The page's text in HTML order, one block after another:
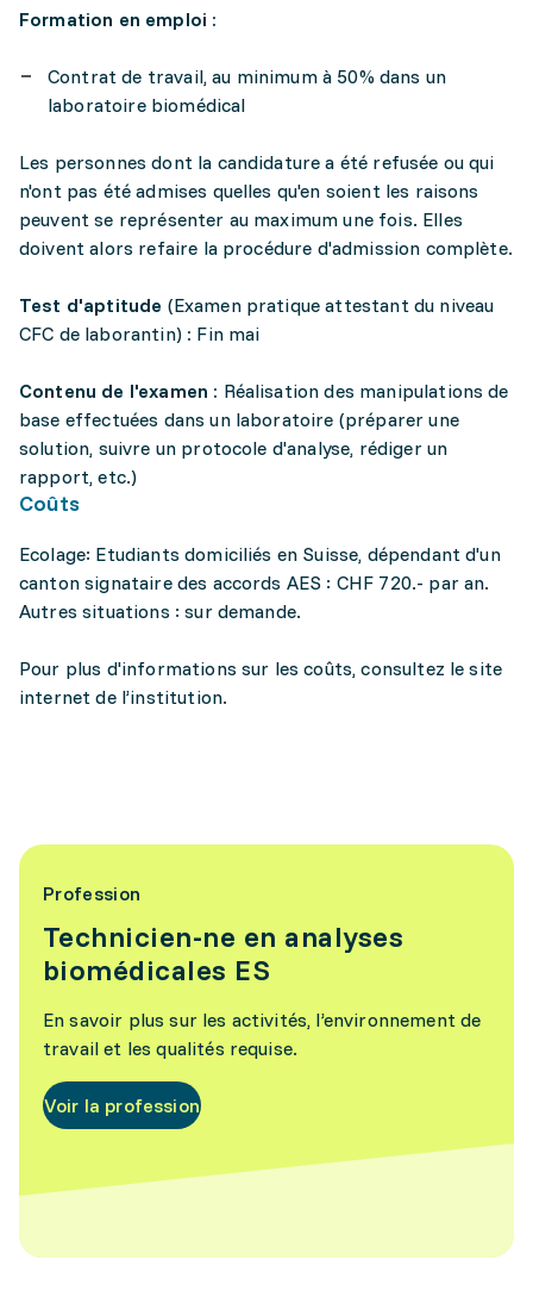
Formation en emploi :
Contrat de travail, au minimum à 50% dans un
laboratoire biomédical
Les personnes dont la candidature a été refusée ou qui
n'ont pas été admises quelles qu'en soient les raisons
peuvent se représenter au maximum une fois. Elles
doivent alors refaire la procédure d'admission complète.
Test d'aptitude (Examen pratique attestant du niveau
CFC de laborantin): Fin mai
Contenu de l'examen : Réalisation des manipulations de
base effectuées dans un laboratoire (préparer une
solution, suivre un protocole d'analyse, rédiger un
rapport, etc.)
Coûts
Ecolage: Etudiants domiciliés en Suisse, dépendant d'un
canton signataire des accords AES : CHF 720.- par an.
Autres situations : sur demande.
Pour plus d'informations sur les coûts, consultez le site
internet de l’institution.
Profession
Technicien-ne en analyses
biomédicales ES
En savoir plus sur les activités, l’environnement de
travail et les qualités requise.
Voir la profession